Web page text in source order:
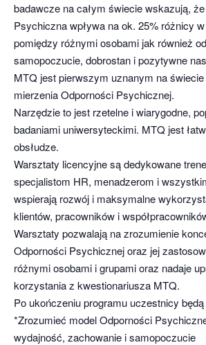
badawcze na całym świecie wskazują,
Psychiczna wpływa na ok. 25% różnicy
pomiędzy różnymi osobami jak również
samopoczucie, dobrostan i pozytywne
MTQ jest pierwszym uznanym na
mierzenia Odporności Psychicznej.
Narzędzie to jest rzetelne i wiarygodne,
badaniami uniwersyteckimi. MTQ jest
obsłudze.
Warsztaty licencyjne są dedykowane
specjalistom HR, menadzerom i
wspierają rozwój i maksymalne
klientów, pracowników i
Warsztaty pozwalają na zrozumienie
Odporności Psychicznej oraz jej
różnymi osobami i grupami oraz nadaje
korzystania z kwestionariusza MTQ.
Po ukończeniu programu uczestnicy
*Zrozumieć model Odporności
wydajność, zachowanie i samopoczucie